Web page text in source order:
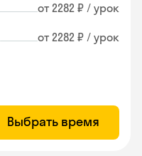
от 2282 ₽ / урок
от 2282 ₽ / урок
Выбрать время